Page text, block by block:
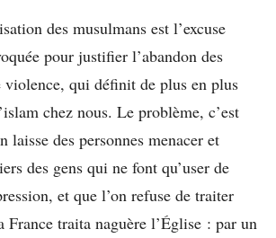
des musulmans est l’excuse
pour justifier l’abandon des
violence, qui définit de plus en plus
chez nous. Le problème, c’est
laisse des personnes menacer et
des gens qui ne font qu’user de
et que l’on refuse de traiter
France traita naguère l’Église : par un